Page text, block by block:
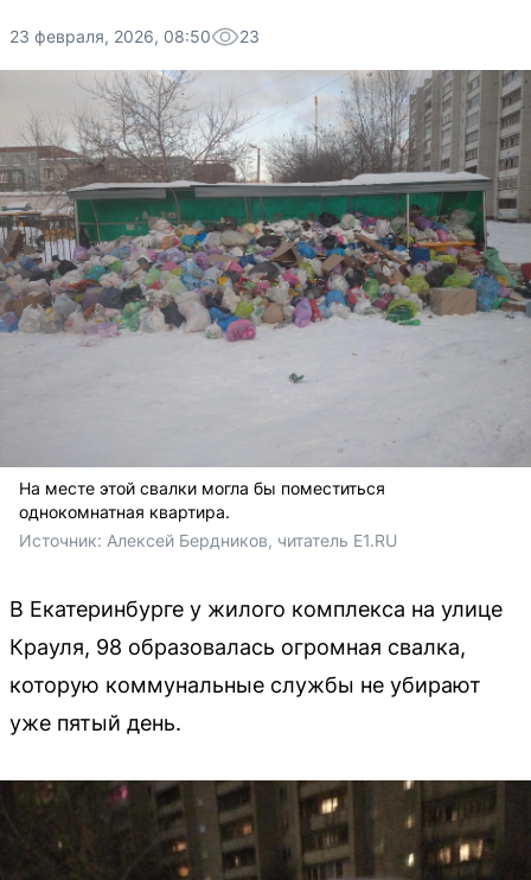
23 февраля, 2026, 08:50 23
На месте этой свалки могла бы поместиться
однокомнатная квартира.
Источник: Алексей Бердников, читатель E1.RU
В Екатеринбурге у жилого комплекса на улице
Крауля, 98 образовалась огромная свалка,
которую коммунальные службы не убирают
уже пятый день.